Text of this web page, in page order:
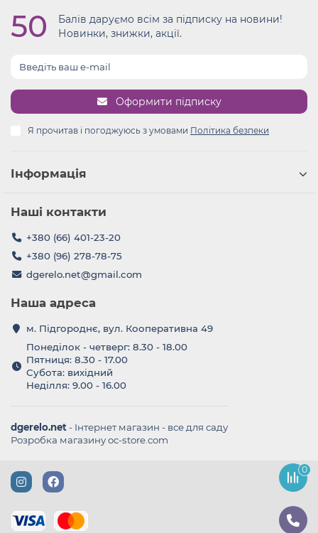
50
Балів даруємо всім за підписку на новини!
Новинки, знижки, акції.
Оформити підписку
Я прочитав і погоджуюсь з умовами Політика безпеки
Інформація
Наші контакти
+380 (66) 401-23-20
+380 (96) 278-78-75
dgerelo.net@gmail.com
Наша адреса
м. Підгороднє, вул. Кооперативна 49
Понеділок - четверг: 8.30 - 18.00
Пятниця: 8.30 - 17.00
Субота: вихідний
Неділля: 9.00 - 16.00
dgerelo.net- Інтернет магазин - все для саду
Розробка магазину oc-store.com
0